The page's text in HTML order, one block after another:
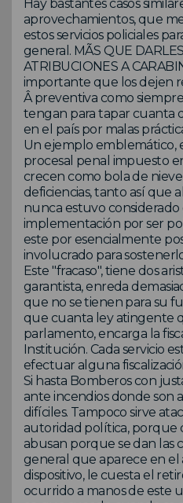
Hay bastantes casos
aprovechamientos, que
estos servicios policiales
general. MÃS QUE
ATRIBUCIONES A
importante que los dejen
Â preventiva como
tengan para tapar cuanta
en el país por malas
Un ejemplo emblemático,
procesal penal impuesto
crecen como bola de nieve
deficiencias, tanto así que
nunca estuvo considerado
implementación por ser
este por esencialmente
involucrado para
Este "fracaso", tiene dos
garantista, enreda
que no se tienen para su
que cuanta ley atingente
parlamento, encarga la
Institución. Cada servicio
efectuar alguna
Si hasta Bomberos con
ante incendios donde son
difíciles. Tampoco sirve
autoridad política, porque
abusan porque se dan las
general que aparece en
dispositivo, le cuesta el
ocurrido a manos de este